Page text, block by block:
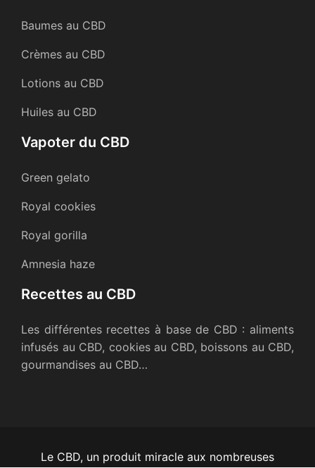
Baumes au CBD
Crèmes au CBD
Lotions au CBD
Huiles au CBD
Vapoter du CBD
Green gelato
Royal cookies
Royal gorilla
Amnesia haze
Recettes au CBD
Les différentes recettes à base de CBD : aliments
infusés au CBD, cookies au CBD, boissons au CBD,
gourmandises au CBD…
Le CBD, un produit miracle aux nombreuses